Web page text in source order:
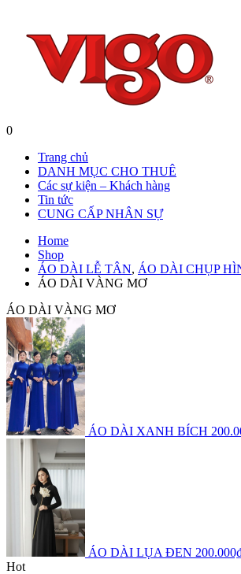
0
Trang chủ
DANH MỤC CHO THUÊ
Các sự kiện – Khách hàng
Tin tức
CUNG CẤP NHÂN SỰ
Home
Shop
ÁO DÀI LỄ TÂN, ÁO DÀI CHỤP
ÁO DÀI VÀNG MƠ
ÁO DÀI VÀNG MƠ
ÁO DÀI XANH BÍCH
ÁO DÀI LỤA ĐEN
Hot